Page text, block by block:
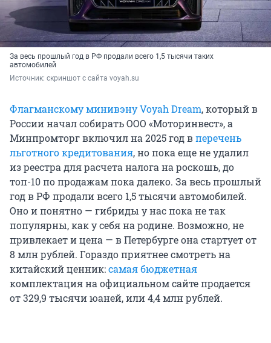
За весь прошлый год в РФ продали всего 1,5 тысячи таких
автомобилей
Источник: скриншот с сайта voyah.su
Флагманскому минивэну Voyah Dream, который в
России начал собирать ООО «Моторинвест», а
Минпромторг включил на 2025 год вперечень
льготного кредитования, но пока еще не удалил
из реестра для расчета налога на роскошь, до
топ-10 по продажам пока далеко. За весь прошлый
год в РФ продали всего 1,5 тысячи автомобилей.
Оно и понятно — гибриды у нас пока не так
популярны, как у себя на родине. Возможно, не
привлекает и цена — в Петербурге она стартует от
8 млн рублей. Гораздо приятнее смотреть на
китайский ценник:самая бюджетная
комплектация на официальном сайте продается
от 329,9 тысячи юаней, или 4,4 млн рублей.